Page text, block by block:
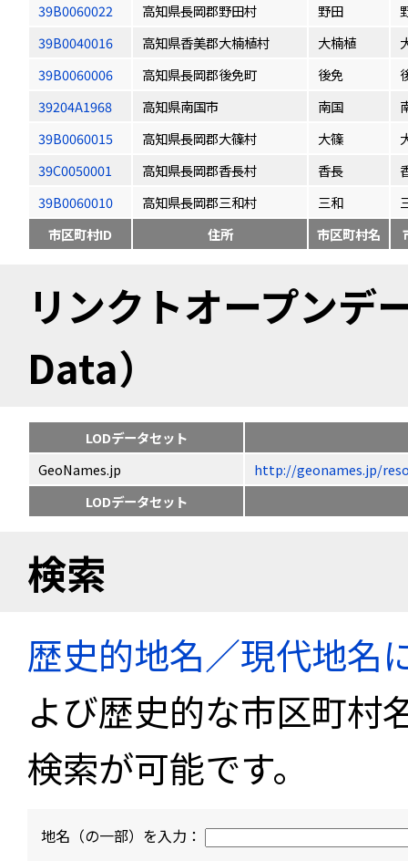
39B0060022
高知県長岡郡野田村 野田
39B0040016
高知県香美郡大楠植村 大楠植
39B0060006
高知県長岡郡後免町 後免
39204A1968
高知県南国市 南国
39B0060015
高知県長岡郡大篠村 大篠
39C0050001
高知県長岡郡香長村 香長
39B0060010
高知県長岡郡三和村 三和
市区町村ID
住所 市区町村名
リンクトオープン
Data）
LODデータセット
GeoNames.jp
http://geonames.jp/
LODデータセット
検索
歴史的地名／現代地名
よび歴史的な市区町村
検索が可能です。
地名（の一部）を入力：